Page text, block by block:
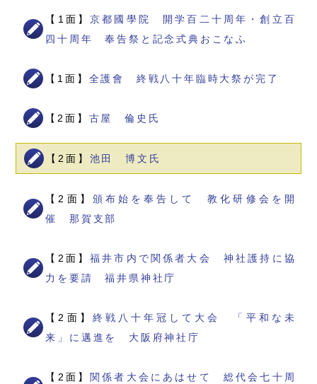
【1面】京都國學院 開学百二十周年・創立百
四十周年 奉告祭と記念式典おこなふ
【1面】 全護會 終戦八十年臨時大祭が完了
【2面】 古屋 倫史氏
【2面】 池田 博文氏
【2面】 頒布始を奉告して 教化研修会を開
催 那賀支部
【2面】福井市内で関係者大会 神社護持に協
力を要請 福井県神社庁
【2面】 終戦八十年冠して大会 「平和な未
来」に邁進を 大阪府神社庁
【2面】 関係者大会にあはせて 総代会七十周